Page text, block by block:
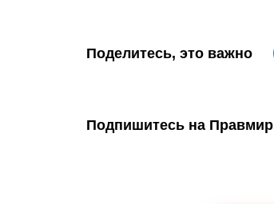
Поделитесь, это важно
Подпишитесь на Правмир